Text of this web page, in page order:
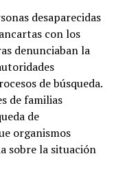
desaparecidas
con los
denunciaban la
de búsqueda.
de familias
de
organismos
sobre la situación